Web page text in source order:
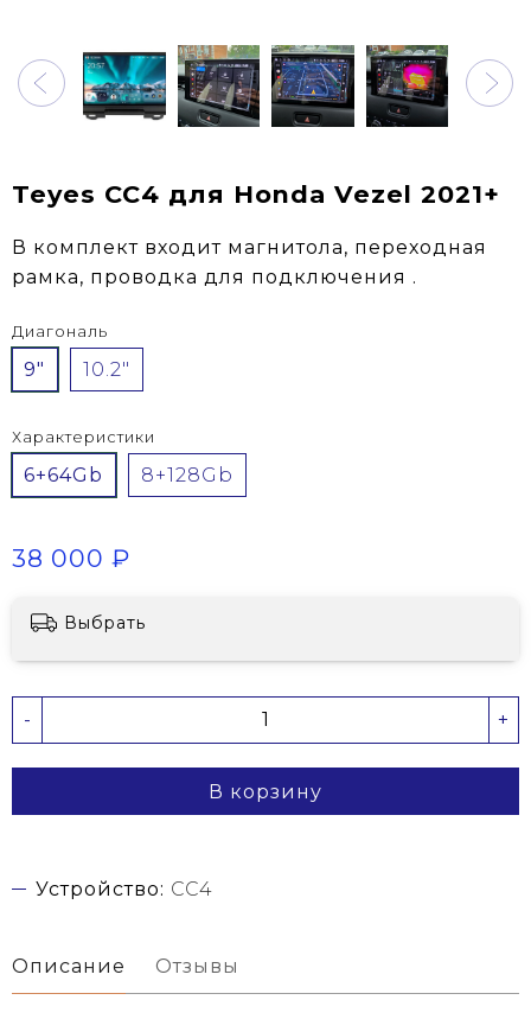
Teyes CC4 для Honda Vezel 2021+
В комплект входит магнитола, переходная
рамка, проводка для подключения .
Диагональ
9" 10.2"
Характеристики
6+64Gb 8+128Gb
38 000 ₽
Выбрать
- +
В корзину
Устройство: CC4
Описание Отзывы